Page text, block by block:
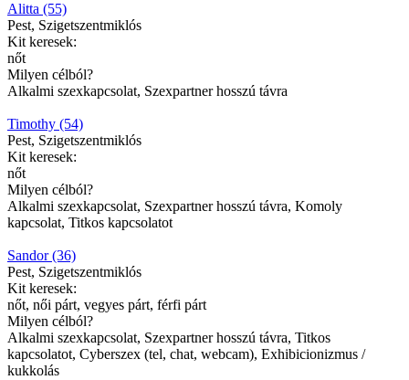
Alitta (55)
Pest, Szigetszentmiklós
Kit keresek:
nőt
Milyen célból?
Alkalmi szexkapcsolat, Szexpartner hosszú távra
Timothy (54)
Pest, Szigetszentmiklós
Kit keresek:
nőt
Milyen célból?
Alkalmi szexkapcsolat, Szexpartner hosszú távra, Komoly
kapcsolat, Titkos kapcsolatot
Sandor (36)
Pest, Szigetszentmiklós
Kit keresek:
nőt, női párt, vegyes párt, férfi párt
Milyen célból?
Alkalmi szexkapcsolat, Szexpartner hosszú távra, Titkos
kapcsolatot, Cyberszex (tel, chat, webcam), Exhibicionizmus /
kukkolás